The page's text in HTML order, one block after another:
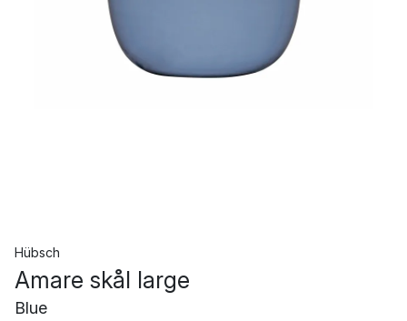
Hübsch
Amare skål large
Blue